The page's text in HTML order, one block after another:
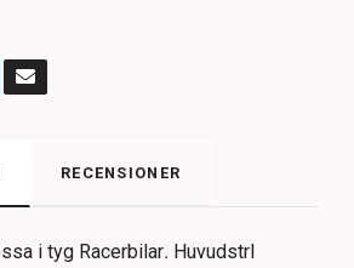
RECENSIONER
i tyg Racerbilar. Huvudstrl